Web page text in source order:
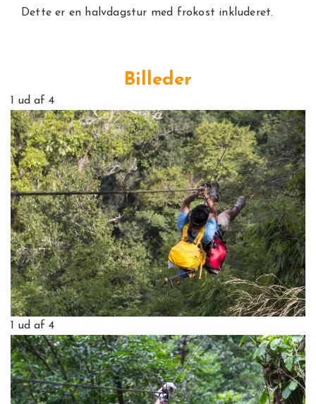
Dette er en halvdagstur med frokost inkluderet.
Billeder
1 ud af 4
1 ud af 4